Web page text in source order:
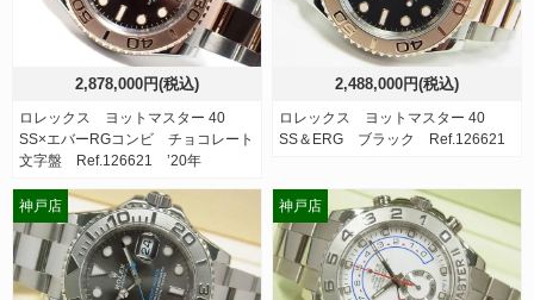
2,878,000円(税込)
ロレックス ヨットマスター 40
SS×エバーRGコンビ チョコレート
文字盤 Ref.126621 ’20年
2,488,000円(税込)
ロレックス ヨットマスター 40
SS＆ERG ブラック Ref.126621
神戸店 神戸店